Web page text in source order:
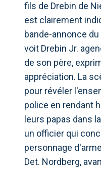
fils de Drebin de
est clairement
bande-annonce
voit Drebin Jr.
de son père,
appréciation. La
pour révéler
police en rendant
leurs papas dans
un officier qui
personnage
Det. Nordberg,